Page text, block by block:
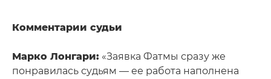
Комментарии судьи
Марко Лонгари: «Заявка Фатмы сразу же
понравилась судьям — ее работа наполнена